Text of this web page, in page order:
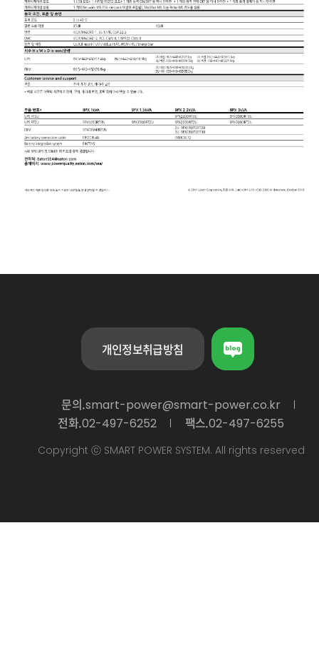
개인정보취급방침
문의.smart-power@smart-power.co.kr
전화.02-497-6252 팩스.02-497-6255
Copyright ⓒ SMART POWER SYSTEM. All rights reserved